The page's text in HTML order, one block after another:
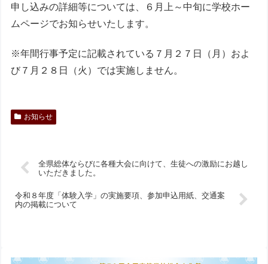
申し込みの詳細等については、６月上～中旬に学校ホー
ムページでお知らせいたします。
※年間行事予定に記載されている７月２７日（月）およ
び７月２８日（火）では実施しません。
お知らせ
全県総体ならびに各種大会に向けて、生徒への激励にお越し
いただきました。
令和８年度「体験入学」の実施要項、参加申込用紙、交通案
内の掲載について